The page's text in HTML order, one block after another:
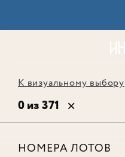
К визуальному выбору
0 из 371
НОМЕРА ЛОТОВ